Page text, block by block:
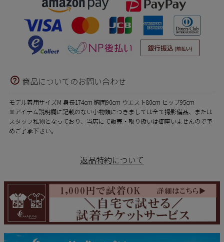
商品についてのお問い合わせ
モデル着用サイズM 身長174cm 胸囲90cm ウエスト80cm ヒップ95cm
※アイテム説明欄に記載のない小物類につきましては全て撮影備品、または
スタッフ私物となっており、当店にて販売・取り扱いは御座いませんので予
めご了承下さい。
返品特約について